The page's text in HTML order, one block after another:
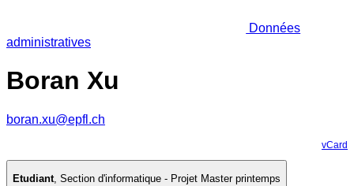
Données
administratives
Boran Xu
boran.xu@epfl.ch
vCard
Etudiant, Section d'informatique - Projet Master printemps